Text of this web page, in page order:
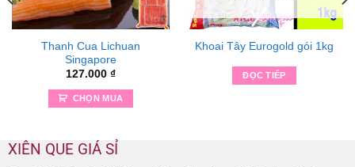
Thanh Cua Lichuan
Singapore
127.000 ₫
CHỌN MUA
Khoai Tây Eurogold gói 1kg
ĐỌC TIẾP
XIÊN QUE GIÁ SỈ